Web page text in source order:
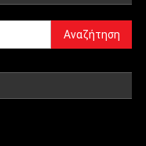
Αναζήτηση
για: